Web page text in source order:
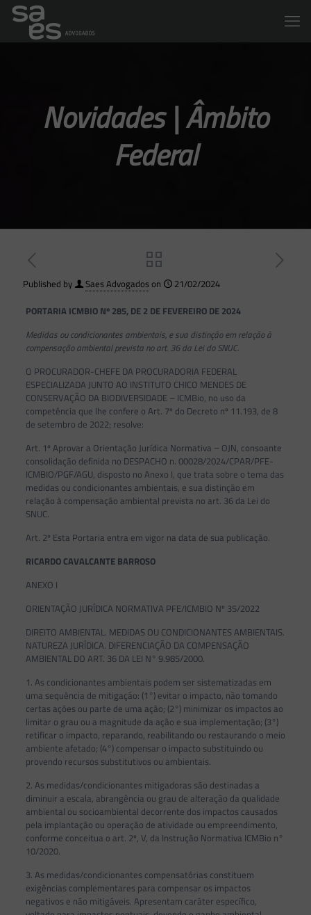
Novidades | Âmbito
Federal
Published by Saes Advogadoson
21/02/2024
PORTARIA ICMBIO Nº 285, DE 2 DE FEVEREIRO DE 2024
Medidas ou condicionantes ambientais, e sua distinção em relação à
compensação ambiental prevista no art. 36 da Lei do SNUC.
O PROCURADOR-CHEFE DA PROCURADORIA FEDERAL
ESPECIALIZADA JUNTO AO INSTITUTO CHICO MENDES DE
CONSERVAÇÃO DA BIODIVERSIDADE – ICMBio, no uso da
competência que lhe confere o Art. 7º do Decreto nº 11.193, de 8
de setembro de 2022; resolve:
Art. 1º Aprovar a Orientação Jurídica Normativa – OJN, consoante
consolidação definida no DESPACHO n. 00028/2024/CPAR/PFE-
ICMBIO/PGF/AGU, disposto no Anexo I, que trata sobre o tema das
medidas ou condicionantes ambientais, e sua distinção em
relação à compensação ambiental prevista no art. 36 da Lei do
SNUC.
Art. 2º Esta Portaria entra em vigor na data de sua publicação.
RICARDO CAVALCANTE BARROSO
ANEXO I
ORIENTAÇÃO JURÍDICA NORMATIVA PFE/ICMBIO Nº 35/2022
DIREITO AMBIENTAL. MEDIDAS OU CONDICIONANTES AMBIENTAIS.
NATUREZA JURÍDICA. DIFERENCIAÇÃO DA COMPENSAÇÃO
AMBIENTAL DO ART. 36 DA LEI N° 9.985/2000.
1. As condicionantes ambientais podem ser sistematizadas em
uma sequência de mitigação: (1°) evitar o impacto, não tomando
certas ações ou parte de uma ação; (2°) minimizar os impactos ao
limitar o grau ou a magnitude da ação e sua implementação; (3°)
retificar o impacto, reparando, reabilitando ou restaurando o meio
ambiente afetado; (4°) compensar o impacto substituindo ou
provendo recursos substitutivos ou ambientais.
2. As medidas/condicionantes mitigadoras são destinadas a
diminuir a escala, abrangência ou grau de alteração da qualidade
ambiental ou socioambiental decorrente dos impactos causados
pela implantação ou operação de atividade ou empreendimento,
conforme conceitua o art. 2º, V, da Instrução Normativa ICMBio n°
10/2020.
3. As medidas/condicionantes compensatórias constituem
exigências complementares para compensar os impactos
negativos e não mitigáveis. Apresentam caráter específico,